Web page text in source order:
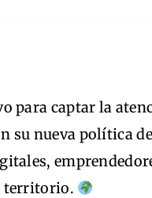
para captar la
su nueva política
territorio.